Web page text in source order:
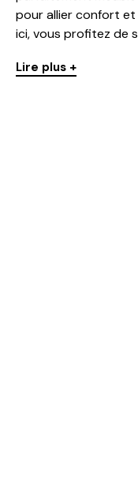
pour allier confort et
ici, vous profitez de
Lire plus +